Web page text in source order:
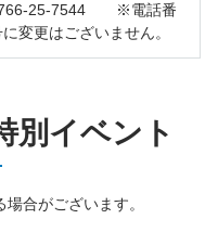
25-7544 ※電話番
変更はございません。
別イベント
合がございます。